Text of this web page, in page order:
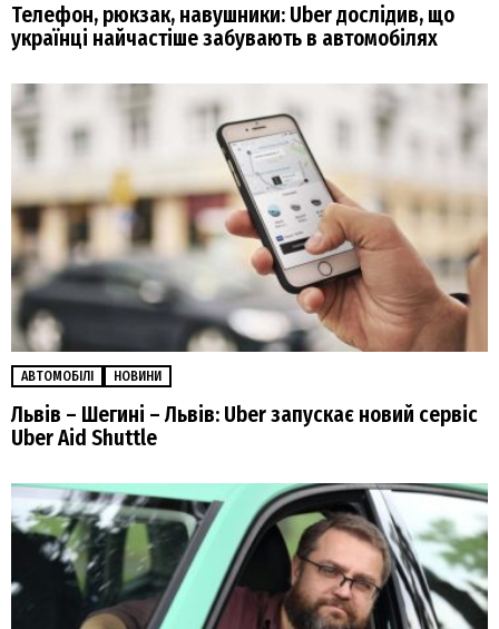
Телефон, рюкзак, навушники: Uber дослідив, що
українці найчастіше забувають в автомобілях
АВТОМОБІЛІ НОВИНИ
Львів – Шегині – Львів: Uber запускає новий сервіс
Uber Aid Shuttle